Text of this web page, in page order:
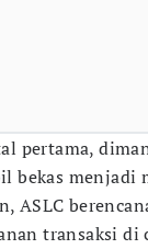
pertama,
bekas menjadi
ASLC
transaksi di